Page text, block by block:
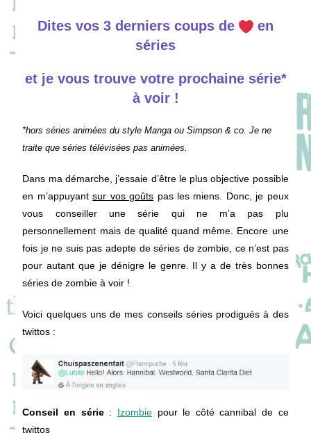
Dites vos 3 derniers coups de
en
séries
et je vous trouve votre prochaine série*
à voir !
*hors séries animées du style Manga ou Simpson & co. Je ne
traite que séries télévisées pas animées.
Dans ma démarche, j’essaie d’être le plus objective possible
en m’appuyantsur vos goûts pas les miens. Donc, je peux
vous conseiller une série qui ne m’a pas plu
personnellement mais de qualité quand même. Encore une
fois je ne suis pas adepte de séries de zombie, ce n’est pas
pour autant que je dénigre le genre. Il y a de très bonnes
séries de zombie à voir !
Voici quelques uns de mes conseils séries prodigués à des
twittos :
Conseil en série: Izombiepour le côté cannibal de ce
twittos